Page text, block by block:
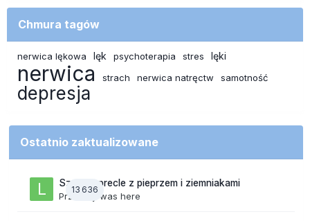
Chmura tagów
nerwica lękowa lęk psychoterapia stres lęki
nerwica strach nerwica natręctw samotność
depresja
Ostatnio zaktualizowane
13 636
Szalone precle z pieprzem i ziemniakami
Przez lily was here